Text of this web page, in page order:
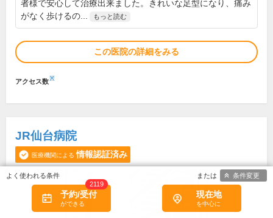
者様で安心して治療出来ました。きれいな足型になり、痛み
がなく歩けるの...
もっと読む
この医院の詳細をみる
アクセス数※
JR仙台病院
医療機関による 情報認証済み
予約/受付
2119
現在地
条件変更